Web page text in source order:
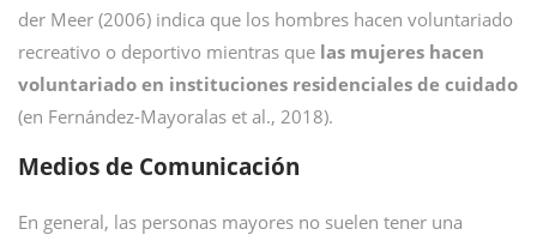
der Meer (2006) indica que los hombres hacen voluntariado
recreativo o deportivo mientras que las mujeres hacen
voluntariado en instituciones residenciales de cuidado
(en Fernández-Mayoralas et al., 2018).
Medios de Comunicación
En general, las personas mayores no suelen tener una